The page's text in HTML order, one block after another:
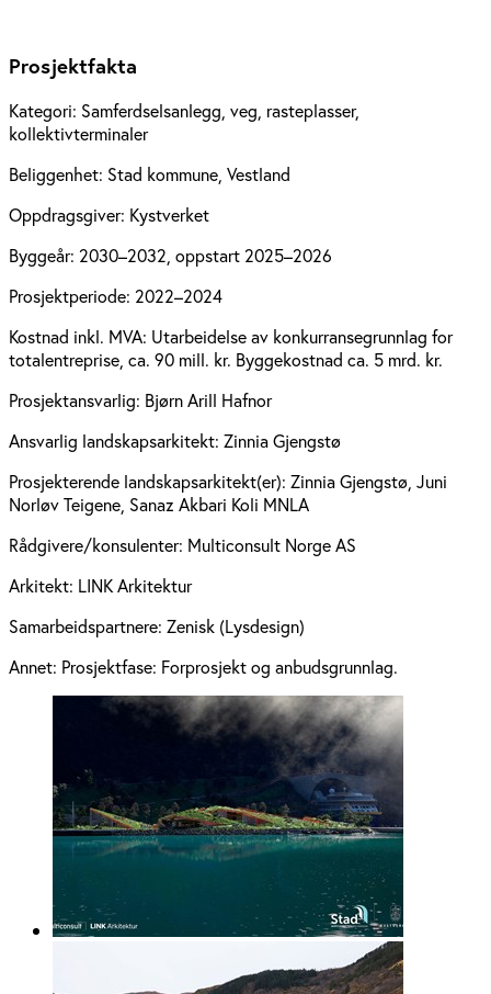
Prosjektfakta
Kategori: Samferdselsanlegg, veg, rasteplasser,
kollektivterminaler
Beliggenhet: Stad kommune, Vestland
Oppdragsgiver: Kystverket
Byggeår: 2030–2032, oppstart 2025–2026
Prosjektperiode: 2022–2024
Kostnad inkl. MVA: Utarbeidelse av konkurransegrunnlag for
totalentreprise, ca. 90 mill. kr. Byggekostnad ca. 5 mrd. kr.
Prosjektansvarlig: Bjørn Arill Hafnor
Ansvarlig landskapsarkitekt: Zinnia Gjengstø
Prosjekterende landskapsarkitekt(er): Zinnia Gjengstø, Juni
Norløv Teigene, Sanaz Akbari Koli MNLA
Rådgivere/konsulenter: Multiconsult Norge AS
Arkitekt: LINK Arkitektur
Samarbeidspartnere: Zenisk (Lysdesign)
Annet: Prosjektfase: Forprosjekt og anbudsgrunnlag.